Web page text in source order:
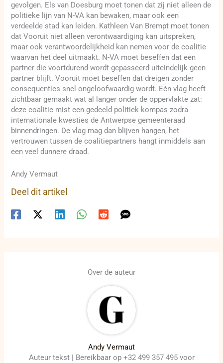
gevolgen. Els van Doesburg moet tonen dat zij niet alleen de
politieke lijn van N-VA kan bewaken, maar ook een
verdeelde stad kan leiden. Kathleen Van Brempt moet tonen
dat Vooruit niet alleen verontwaardiging kan uitspreken,
maar ook verantwoordelijkheid kan nemen voor de coalitie
waarvan het deel uitmaakt. N-VA moet beseffen dat een
partner die voortdurend wordt gepasseerd uiteindelijk geen
partner blijft. Vooruit moet beseffen dat dreigen zonder
consequenties snel ongeloofwaardig wordt. Eén vlag heeft
zichtbaar gemaakt wat al langer onder de oppervlakte zat:
deze coalitie mist een gedeeld politiek kompas zodra
internationale kwesties de Antwerpse gemeenteraad
binnendringen. De vlag mag dan blijven hangen, het
vertrouwen tussen de coalitiepartners hangt inmiddels aan
een veel dunnere draad.
Andy Vermaut
Deel dit artikel
Over de auteur
Andy Vermaut
Auteur tekst | Bereikbaar op +32 499 357 495 voor